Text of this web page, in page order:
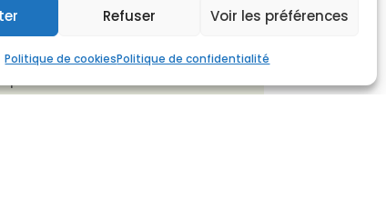
Refuser Voir les préférences
Politique de cookiesPolitique de confidentialité
issus du Verbond TS. Il est
le Secrétaire.